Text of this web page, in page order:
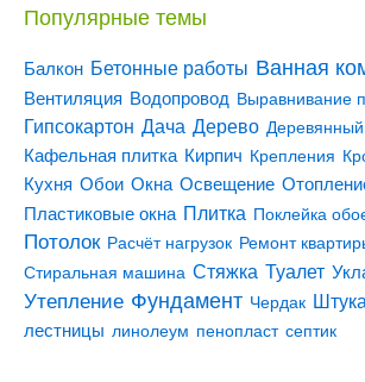
Популярные темы
Балкон Бетонные работы Ванная
Вентиляция Водопровод Выравнивание
Гипсокартон Дача Дерево
Кафельная плитка Кирпич Крепления
Кухня Обои Окна Освещение
Пластиковые окна Плитка Поклейка
Потолок Расчёт нагрузок Ремонт
Стиральная машина Стяжка Туалет
Утепление Фундамент Чердак
лестницы линолеум пенопласт септик